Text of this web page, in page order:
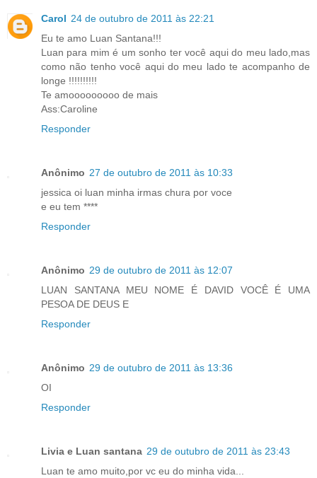
Carol 24 de outubro de 2011 às 22:21
Eu te amo Luan Santana!!!
Luan para mim é um sonho ter você aqui do meu lado,mas
como não tenho você aqui do meu lado te acompanho de
longe !!!!!!!!!!
Te amooooooooo de mais
Ass:Caroline
Responder
Anônimo 27 de outubro de 2011 às 10:33
jessica oi luan minha irmas chura por voce
e eu tem ****
Responder
Anônimo 29 de outubro de 2011 às 12:07
LUAN SANTANA MEU NOME É DAVID VOCÊ É UMA
PESOA DE DEUS E
Responder
Anônimo 29 de outubro de 2011 às 13:36
OI
Responder
Livia e Luan santana 29 de outubro de 2011 às 23:43
Luan te amo muito,por vc eu do minha vida...